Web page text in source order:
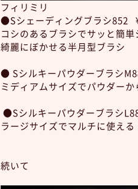
フィリミリ
●Sシェーディングブラシ852
コシのあるブラシでサッと簡
綺麗にぼかせる半月型ブラシ
● Sシルキーパウダーブラシ
ミディアムサイズでパウダー
●Sシルキーパウダーブラシ
ラージサイズでマルチに使え
続いて